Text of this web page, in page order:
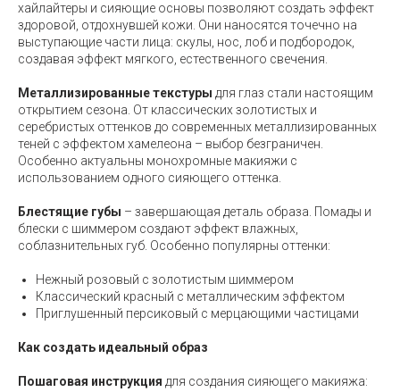
хайлайтеры и сияющие основы позволяют создать эффект
здоровой, отдохнувшей кожи. Они наносятся точечно на
выступающие части лица: скулы, нос, лоб и подбородок,
создавая эффект мягкого, естественного свечения.
Металлизированные текстуры для глаз стали настоящим
открытием сезона. От классических золотистых и
серебристых оттенков до современных металлизированных
теней с эффектом хамелеона – выбор безграничен.
Особенно актуальны монохромные макияжи с
использованием одного сияющего оттенка.
Блестящие губы – завершающая деталь образа. Помады и
блески с шиммером создают эффект влажных,
соблазнительных губ. Особенно популярны оттенки:
Нежный розовый с золотистым шиммером
Классический красный с металлическим эффектом
Приглушенный персиковый с мерцающими частицами
Как создать идеальный образ
Пошаговая инструкция для создания сияющего макияжа: